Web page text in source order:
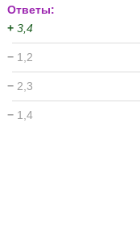
Ответы:
+ 3,4
− 1,2
− 2,3
− 1,4